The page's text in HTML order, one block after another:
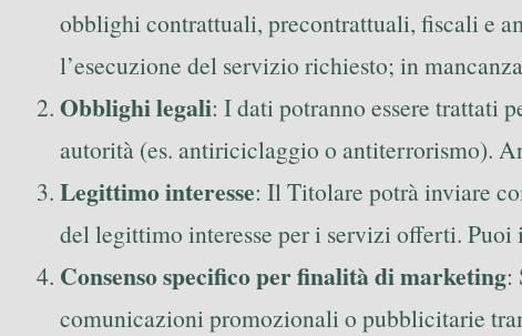
obblighi contrattuali, precontrattuali, fiscali e
l’esecuzione del servizio richiesto; in
Obblighi legali: I dati potranno essere trattati
autorità (es. antiriciclaggio o antiterrorismo).
Legittimo interesse: Il Titolare potrà inviare
del legittimo interesse per i servizi offerti.
Consenso specifico per finalità di marketing:
comunicazioni promozionali o pubblicitarie